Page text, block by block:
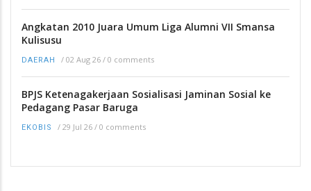
Angkatan 2010 Juara Umum Liga Alumni VII Smansa
Kulisusu
DAERAH / 02 Aug 26 / 0 comments
BPJS Ketenagakerjaan Sosialisasi Jaminan Sosial ke
Pedagang Pasar Baruga
EKOBIS / 29 Jul 26 / 0 comments